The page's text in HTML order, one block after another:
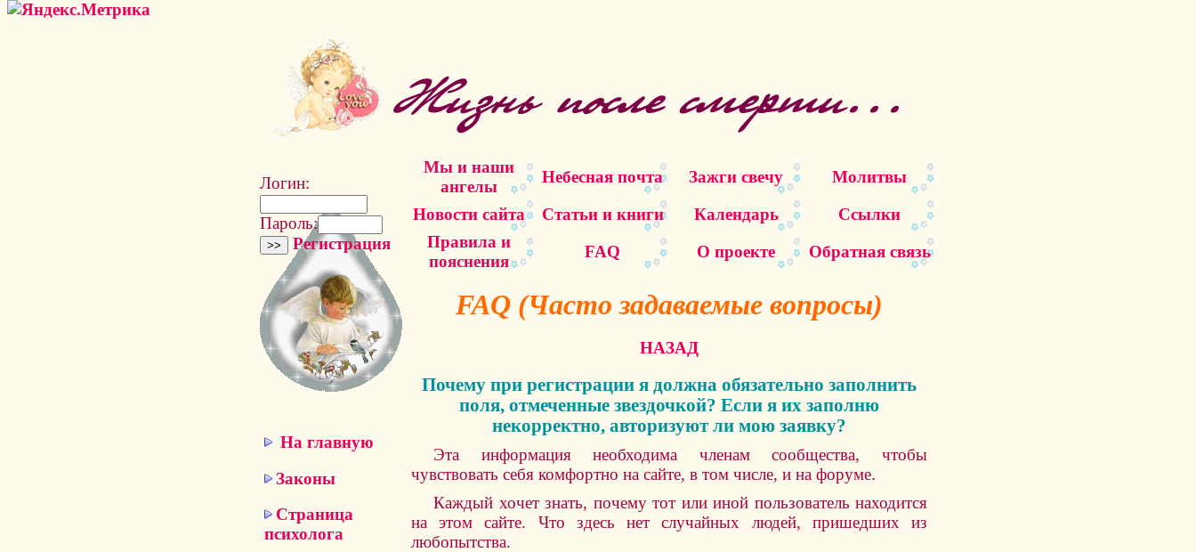
Логин:
Пароль:
Регистрация
Мы и наши
ангелы
Небесная почта Зажги свечу
Молитвы
Новости сайта
Статьи и книги Календарь
Ссылки
Правила и
пояснения
FAQ О проекте Обратная связь
На главную
Законы
Страница
психолога
FAQ (Часто задаваемые вопросы)
НАЗАД
Почему при регистрации я должна обязательно заполнить
поля, отмеченные звездочкой? Если я их заполню
некорректно, авторизуют ли мою заявку?
Эта информация необходима членам сообщества, чтобы
чувствовать себя комфортно на сайте, в том числе, и на форуме.
Каждый хочет знать, почему тот или иной пользователь находится
на этом сайте. Что здесь нет случайных людей, пришедших из
любопытства.